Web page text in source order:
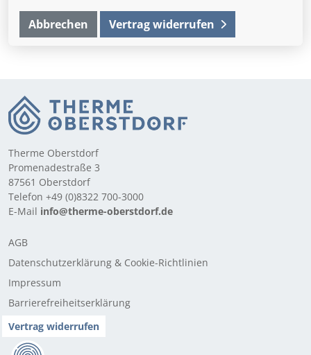
Abbrechen Vertrag widerrufen
Therme Oberstdorf
Promenadestraße 3
87561 Oberstdorf
Telefon +49 (0)8322 700-3000
E-Mail info@therme-oberstdorf.de
AGB
Datenschutzerklärung & Cookie-Richtlinien
Impressum
Barrierefreiheitserklärung
Vertrag widerrufen